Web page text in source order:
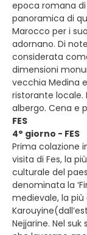
epoca romana di
panoramica di
Marocco per i
adornano. Di
considerata
dimensioni
vecchia Medina
ristorante locale.
albergo. Cena e
FES
4° giorno - FES
Prima colazione
visita di Fes, la
culturale del
denominata la
medievale, la
Nejjarine. Nel